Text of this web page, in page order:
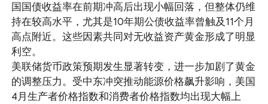
国国债收益率在前期冲高后出现小幅回落，但整体仍维
持在较高水平，尤其是10年期公债收益率曾触及11个月
高点附近。这些因素共同对无收益资产黄金形成了明显
利空。
美联储货币政策预期发生显著转变，进一步加剧了黄金
的调整压力。受中东冲突推动能源价格飙升影响，美国
4月生产者价格指数和消费者价格指数均出现大幅上